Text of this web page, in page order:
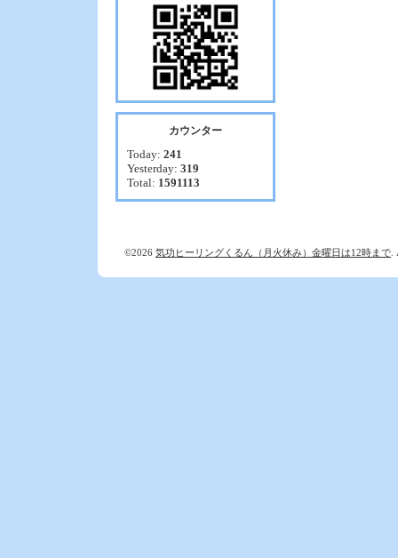
カウンター
Today: 241
Yesterday: 319
Total: 1591113
©2026 気功ヒーリングくるん（月火休み）金曜日は12時まで